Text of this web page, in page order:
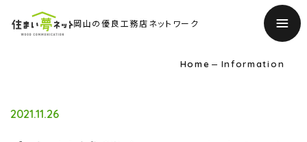
岡山の優良工務店ネットワーク
Home Information
2021.11.26